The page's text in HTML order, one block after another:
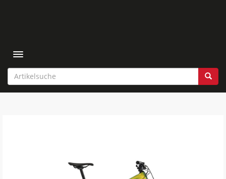
Toggle navigation